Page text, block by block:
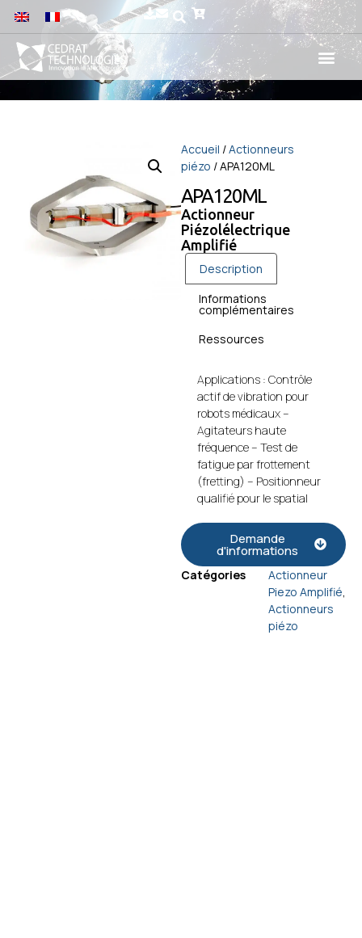
Accueil /Actionneurs
piézo / APA120ML
APA120ML
Actionneur
Piézolélectrique
Amplifié
Description
Informations
complémentaires
Ressources
Applications : Contrôle
actif de vibration pour
robots médicaux –
Agitateurs haute
fréquence – Test de
fatigue par frottement
(fretting) – Positionneur
qualifié pour le spatial
Demande
d'informations
Catégories
Actionneur
Piezo Amplifié
Actionneurs
piézo